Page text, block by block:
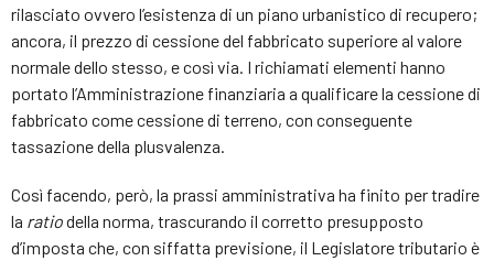
rilasciato ovvero l’esistenza di un piano urbanistico di recupero;
ancora, il prezzo di cessione del fabbricato superiore al valore
normale dello stesso, e così via. I richiamati elementi hanno
portato l’Amministrazione finanziaria a qualificare la cessione di
fabbricato come cessione di terreno, con conseguente
tassazione della plusvalenza.
Così facendo, però, la prassi amministrativa ha finito per tradire
la ratiodella norma, trascurando il corretto presupposto
d’imposta che, con siffatta previsione, il Legislatore tributario è